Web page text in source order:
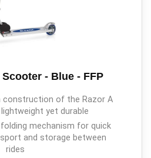
- Blue - FFP
construction of the Razor A
yet durable
mechanism for quick
and storage between
rides